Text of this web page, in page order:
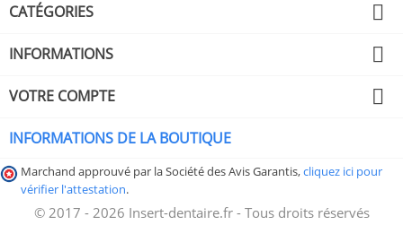
CATÉGORIES 
INFORMATIONS 
VOTRE COMPTE 
INFORMATIONS DE LA BOUTIQUE
Marchand approuvé par la Société des Avis Garantis,cliquez ici pour
vérifier l'attestation.
© 2017 - 2026 Insert-dentaire.fr - Tous droits réservés